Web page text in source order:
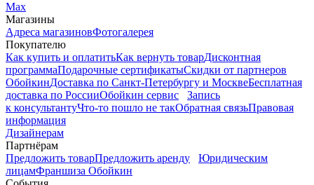
Max
Магазины
Адреса магазиновФотогалерея
Покупателю
Как купить и оплатитьКак вернуть товарДисконтная
программаПодарочные сертификатыСкидки от партнеров
ОбойкинДоставка по Санкт-Петербургу и МосквеБесплатная
доставка по РоссииОбойкин сервис
Запись
к консультантуЧто-то пошло не такОбратная связьПравовая
информация
Дизайнерам
Партнёрам
Предложить товарПредложить аренду
Юридическим
лицамФраншиза Обойкин